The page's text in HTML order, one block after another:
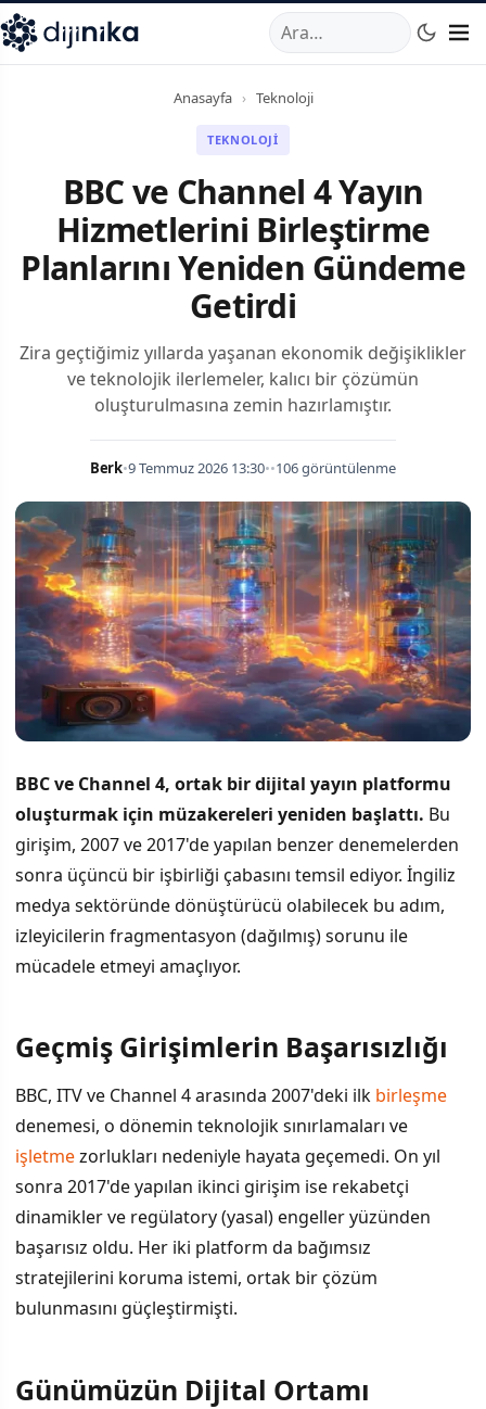
,Marmara Mahallesi,Beylikdüzü34520TRTelefon:0850
Anasayfa › Teknoloji
TEKNOLOJI
BBC ve Channel 4 Yayın
Hizmetlerini Birleştirme
Planlarını Yeniden Gündeme
Getirdi
Zira geçtiğimiz yıllarda yaşanan ekonomik değişiklikler
ve teknolojik ilerlemeler, kalıcı bir çözümün
oluşturulmasına zemin hazırlamıştır.
Berk•9 Temmuz 2026 13:30••106 görüntülenme
BBC ve Channel 4, ortak bir dijital yayın platformu
oluşturmak için müzakereleri yeniden başlattı. Bu
girişim, 2007 ve 2017'de yapılan benzer denemelerden
sonra üçüncü bir işbirliği çabasını temsil ediyor. İngiliz
medya sektöründe dönüştürücü olabilecek bu adım,
izleyicilerin fragmentasyon (dağılmış) sorunu ile
mücadele etmeyi amaçlıyor.
İÇINDEKILER
Günümüzün Dijital Ortamı
Neler Değişti?
Geçmiş Girişimlerin Başarısızlığı
BBC, ITV ve Channel 4 arasında 2007'deki ilk birleşme
denemesi, o dönemin teknolojik sınırlamaları ve
işletmezorlukları nedeniyle hayata geçemedi. On yıl
sonra 2017'de yapılan ikinci girişim ise rekabetçi
dinamikler ve regülatory (yasal) engeller yüzünden
başarısız oldu. Her iki platform da bağımsız
stratejilerini koruma istemi, ortak bir çözüm
bulunmasını güçleştirmişti.
Günümüzün Dijital Ortamı